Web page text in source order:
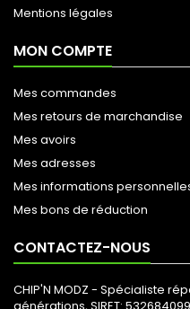
Mentions légales
MON COMPTE
Mes commandes
Mes retours de marchandise
Mes avoirs
Mes adresses
Mes informations
Mes bons de réduction
CONTACTEZ-NOUS
CHIP'N MODZ - Spécialiste